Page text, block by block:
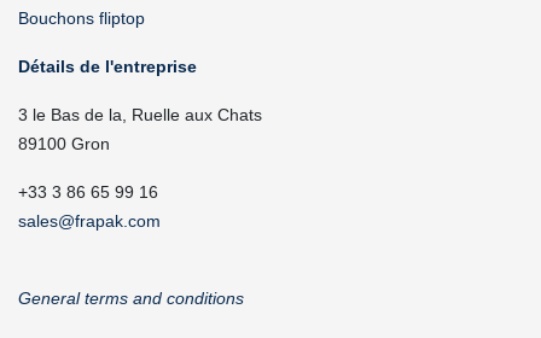
Bouchons fliptop
Détails de l'entreprise
3 le Bas de la, Ruelle aux Chats
89100 Gron
+33 3 86 65 99 16
sales@frapak.com
General terms and conditions